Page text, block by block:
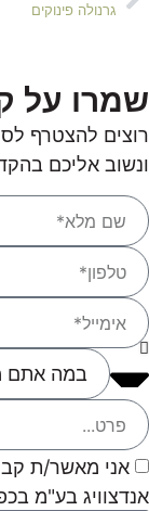
גרנולה פינוקים
שמרו על
רוצים להצטרף
ונשוב אליכם
אני מאשר/ת
אנדצוויג בע"מ